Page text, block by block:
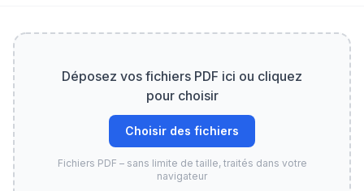
Déposez vos fichiers PDF ici ou cliquez
pour choisir
Choisir des fichiers
Fichiers PDF – sans limite de taille, traités dans votre
navigateur